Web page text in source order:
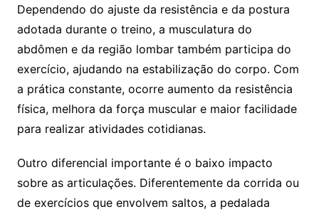
Dependendo do ajuste da resistência e da postura
adotada durante o treino, a musculatura do
abdômen e da região lombar também participa do
exercício, ajudando na estabilização do corpo. Com
a prática constante, ocorre aumento da resistência
física, melhora da força muscular e maior facilidade
para realizar atividades cotidianas.
Outro diferencial importante é o baixo impacto
sobre as articulações. Diferentemente da corrida ou
de exercícios que envolvem saltos, a pedalada